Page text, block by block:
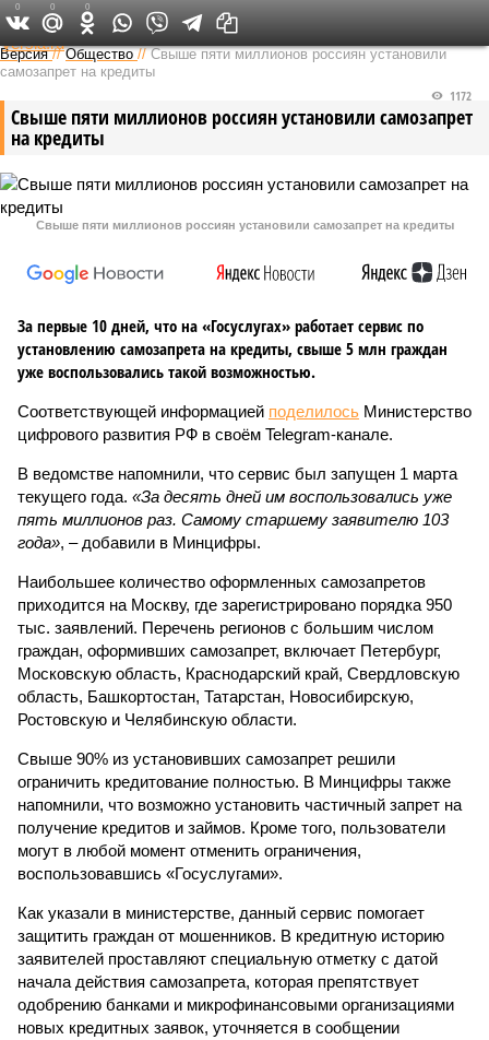
Федеральный выпуск
Версия //Общество //Свыше пяти миллионов россиян установили
самозапрет на кредиты
Свыше пяти миллионов россиян установили самозапрет
на кредиты
1172
Свыше пяти миллионов россиян установили самозапрет на кредиты
За первые 10 дней, что на «Госуслугах» работает сервис по
установлению самозапрета на кредиты, свыше 5 млн граждан
уже воспользовались такой возможностью.
Соответствующей информацией поделилось Министерство
цифрового развития РФ в своём Telegram-канале.
В ведомстве напомнили, что сервис был запущен 1 марта
текущего года. «За десять дней им воспользовались уже
пять миллионов раз. Самому старшему заявителю 103
года», – добавили в Минцифры.
Наибольшее количество оформленных самозапретов
приходится на Москву, где зарегистрировано порядка 950
тыс. заявлений. Перечень регионов с большим числом
граждан, оформивших самозапрет, включает Петербург,
Московскую область, Краснодарский край, Свердловскую
область, Башкортостан, Татарстан, Новосибирскую,
Ростовскую и Челябинскую области.
Свыше 90% из установивших самозапрет решили
ограничить кредитование полностью. В Минцифры также
напомнили, что возможно установить частичный запрет на
получение кредитов и займов. Кроме того, пользователи
могут в любой момент отменить ограничения,
воспользовавшись «Госуслугами».
Как указали в министерстве, данный сервис помогает
защитить граждан от мошенников. В кредитную историю
заявителей проставляют специальную отметку с датой
начала действия самозапрета, которая препятствует
одобрению банками и микрофинансовыми организациями
новых кредитных заявок, уточняется в сообщении
0 0 0